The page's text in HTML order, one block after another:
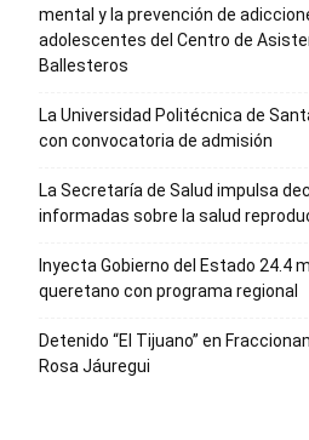
mental y la prevención de
adolescentes del Centro de
Ballesteros
La Universidad Politécnica de
con convocatoria de admisión
La Secretaría de Salud impulsa
informadas sobre la salud
Inyecta Gobierno del Estado 24.4
queretano con programa regional
Detenido “El Tijuano” en
Rosa Jáuregui